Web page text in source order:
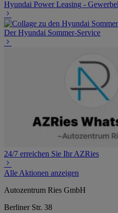
Hyundai Power Leasing -
Der Hyundai Sommer-Service
24/7 erreichen Sie Ihr AZRies
Alle Aktionen anzeigen
Autozentrum Ries GmbH
Berliner Str. 38